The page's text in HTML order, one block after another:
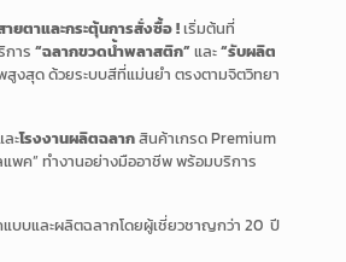
ยตาและกระตุ้นการสั่งซื้อ !เริ่มต้นที่
าร “ฉลากขวดน้ำพลาสติก” และ“รับผลิต
งสุด ด้วยระบบสีที่แม่นยำ ตรงตามจิตวิทยา
ะโรงงานผลิตฉลากสินค้าเกรด Premium
แพค” ทำงานอย่างมืออาชีพ พร้อมบริการ
บบและผลิตฉลากโดยผู้เชี่ยวชาญกว่า 20 ปี